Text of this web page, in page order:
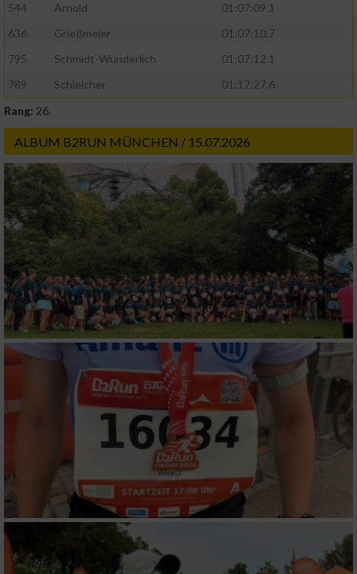
544
Arnold
01:07:09.1
636
Grießmeier
01:07:10.7
795
Schmidt-Wunderlich
01:07:12.1
789
Schleicher
01:17:27.6
Rang: 26.
ALBUM B2RUN MÜNCHEN / 15.07.2026